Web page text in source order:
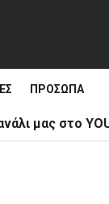
ΠΡΌΣΩΠΑ
μας στο